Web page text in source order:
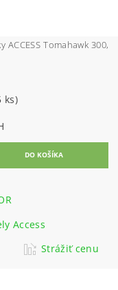
Tomahawk 300,
ks)
Access
Strážiť cenu